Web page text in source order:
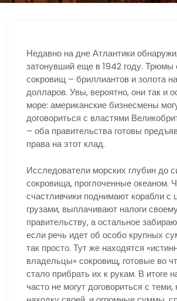
Недавно на дне Атлантики
затонувший еще в 1942 году. Трюмы
сокровищ – бриллиантов и золота
долларов. Увы, вероятно, они так и
море: американские бизнесмены
договориться с властями
– оба правительства готовы
права на этот клад.
Исследователи морских глубин до
сокровища, проглоченные океаном.
счастливчики поднимают корабли с
грузами, выплачивают налоги
правительству, а остальное
если речь идет об особо крупных
так просто. Тут же находятся
владельцы» сокровищ, готовые во
стало прибрать их к рукам. В итоге
часто не могут договориться с теми,